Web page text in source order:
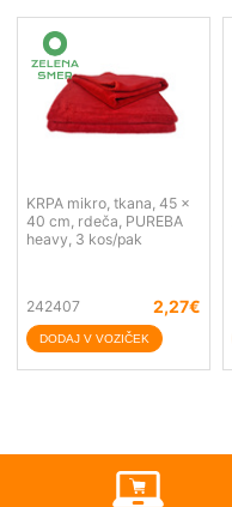
KRPA mikro, tkana, 45 x
40 cm, rdeča, PUREBA
heavy, 3 kos/pak
242407 2,27€